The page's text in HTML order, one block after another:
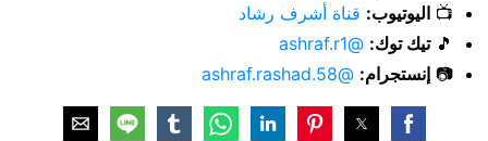
📺 اليوتيوب: قناة أشرف رشاد
🎵تيك توك: @ashraf.r1
📷 إنستجرام: @ashraf.rashad.58